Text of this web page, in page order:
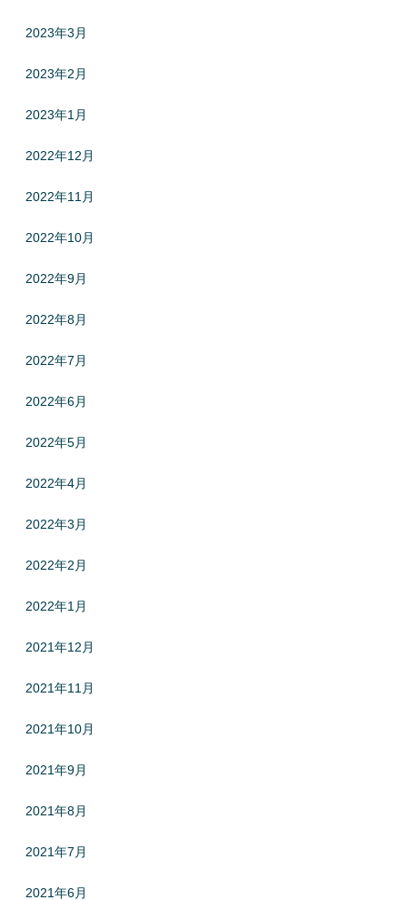
2023年3月
2023年2月
2023年1月
2022年12月
2022年11月
2022年10月
2022年9月
2022年8月
2022年7月
2022年6月
2022年5月
2022年4月
2022年3月
2022年2月
2022年1月
2021年12月
2021年11月
2021年10月
2021年9月
2021年8月
2021年7月
2021年6月